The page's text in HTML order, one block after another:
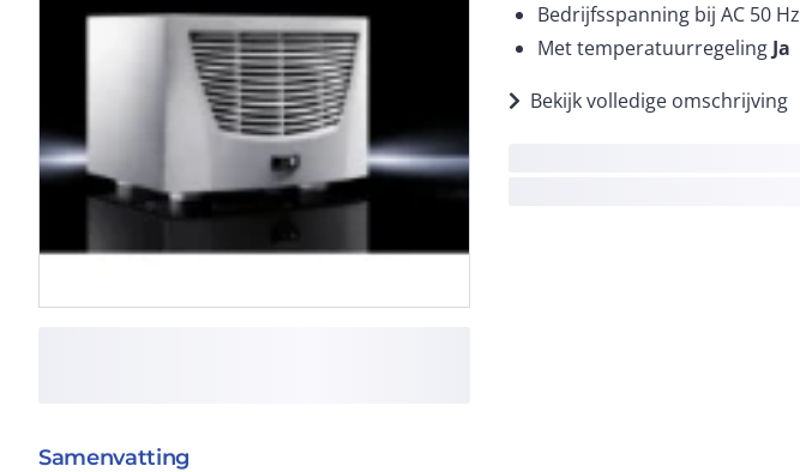
Bedrijfsspanning bij AC 50 Hz
Met temperatuurregeling Ja
Bekijk volledige omschrijving
Samenvatting